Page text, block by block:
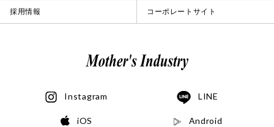
採用情報 コーポレートサイト
Instagram LINE
iOS Android